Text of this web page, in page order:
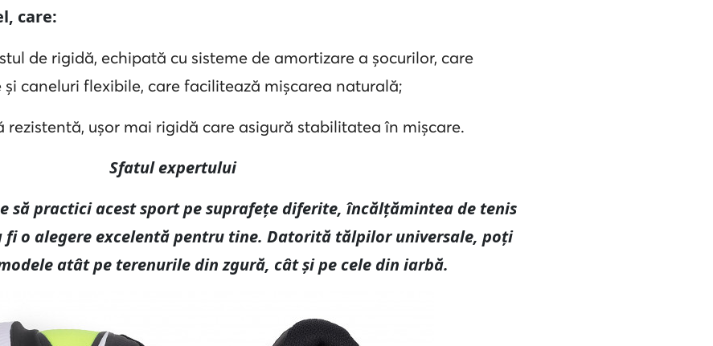
care:
de rigidă, echipată cu sisteme de amortizare a șocurilor, care
caneluri flexibile, care facilitează mișcarea naturală;
rezistentă, ușor mai rigidă care asigură stabilitatea în mișcare.
Sfatul expertului
să practici acest sport pe suprafețe diferite, încălțămintea de tenis
o alegere excelentă pentru tine. Datorită tălpilor universale, poți
atât pe terenurile din zgură, cât și pe cele din iarbă.